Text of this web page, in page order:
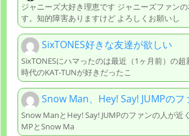
ジャニーズ大好き理恵です ジャニーズファン
す。知的障害ありますけど よろしくお願いし
SixTONES好きな友達が欲しい
SixTONESにハマったのは最近（1ヶ月前）の超
時代のKAT-TUNが好きだったこ
Snow Man、Hey! Say! JUMPのフ
Snow ManとHey! Say! JUMPのファンの人が近
MPとSnow Ma